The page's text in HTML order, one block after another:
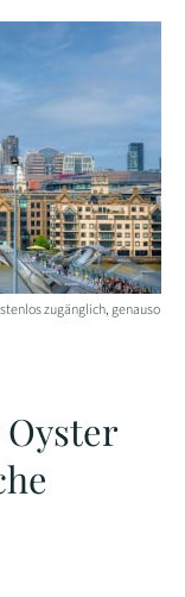
zugänglich, genauso